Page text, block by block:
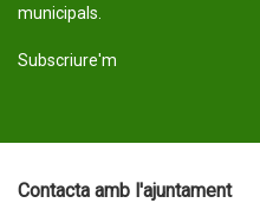
municipals.
Subscriure'm
Contacta amb l'ajuntament